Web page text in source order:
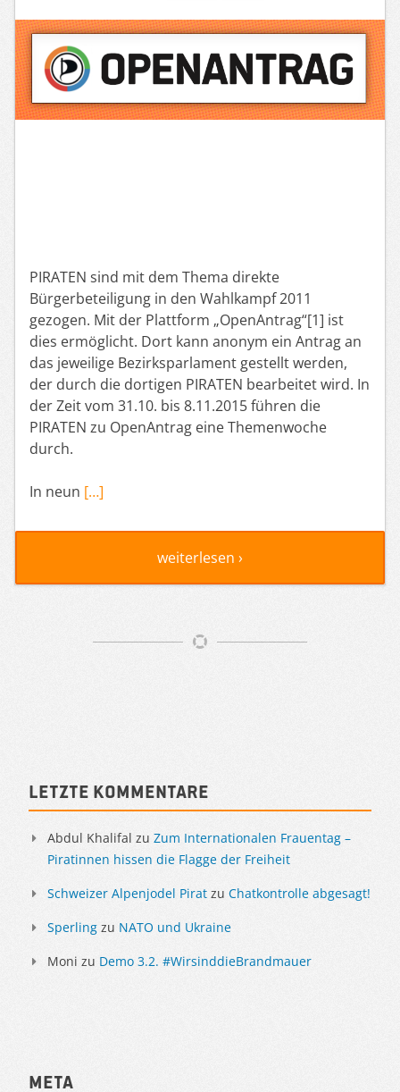
PIRATEN sind mit dem Thema direkte
Bürgerbeteiligung in den Wahlkampf 2011
gezogen. Mit der Plattform „OpenAntrag“[1] ist
dies ermöglicht. Dort kann anonym ein Antrag an
das jeweilige Bezirksparlament gestellt werden,
der durch die dortigen PIRATEN bearbeitet wird. In
der Zeit vom 31.10. bis 8.11.2015 führen die
PIRATEN zu OpenAntrag eine Themenwoche
durch.
In neun […]
weiterlesen ›
Sidebar
Letzte Kommentare
Abdul Khalifal zu Zum Internationalen Frauentag –
Piratinnen hissen die Flagge der Freiheit
Schweizer Alpenjodel Pirat zu Chatkontrolle abgesagt!
Sperling zu NATO und Ukraine
Moni zu Demo 3.2. #WirsinddieBrandmauer
Meta